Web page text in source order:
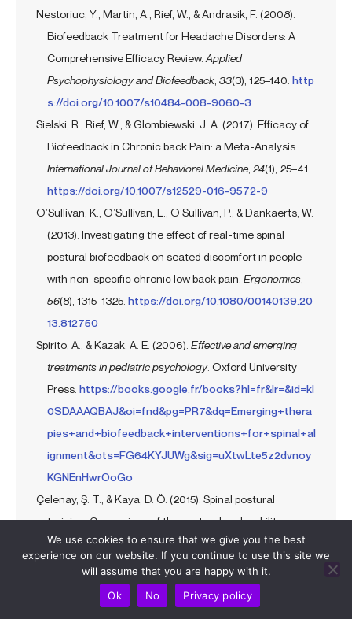
Nestoriuc, Y., Martin, A., Rief, W., & Andrasik, F. (2008).
Biofeedback Treatment for Headache Disorders: A
Comprehensive Efficacy Review. Applied
Psychophysiology and Biofeedback 33(3), 125–140. http
s://doi.org/10.1007/s10484-008-9060-3
Sielski, R., Rief, W., & Glombiewski, J. A. (2017). Efficacy of
Biofeedback in Chronic back Pain: a Meta-Analysis.
International Journal of Behavioral Medicine, 24(1), 25–41.
https://doi.org/10.1007/s12529-016-9572-9
O’Sullivan, K., O’Sullivan, L., O’Sullivan, P., & Dankaerts, W.
(2013). Investigating the effect of real-time spinal
postural biofeedback on seated discomfort in people
with non-specific chronic low back pain. Ergonomics
56(8), 1315–1325. https://doi.org/10.1080/00140139.20
13.812750
Spirito, A., & Kazak, A. E. (2006). Effective and emerging
treatments in pediatric psychology. Oxford University
Press. https://books.google.fr/books?hl=fr&lr=&id=kl
0SDAAAQBAJ&oi=fnd&pg=PR7&dq=Emerging+thera
pies+and+biofeedback+interventions+for+spinal+al
ignment&ots=FG64KYJUWg&sig=uXtwLte5z2dvnoy
KGNEnHwrOoGo
Çelenay, Ş. T., & Kaya, D. Ö. (2015). Spinal postural
training: Comparison of the postural and mobility
effects of electrotherapy, exercise, biofeedback trainer
in addition to postural education in university students.
Journal of Back and Musculoskeletal Rehabilitation
https://content.iospress.com/articles/journ
We use cookies to ensure that we give you the best
experience on our website. If you continue to use this site we
will assume that you are happy with it.
Ok
No Privacy policy